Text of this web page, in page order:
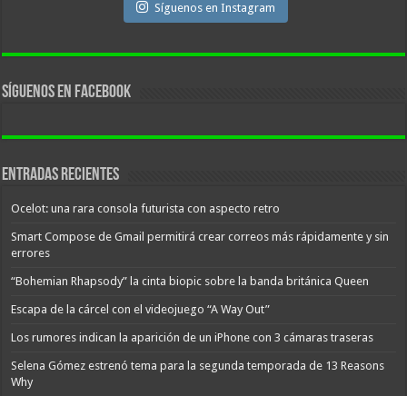
Síguenos en Instagram
Síguenos en facebook
Entradas recientes
Ocelot: una rara consola futurista con aspecto retro
Smart Compose de Gmail permitirá crear correos más rápidamente y sin
errores
“Bohemian Rhapsody” la cinta biopic sobre la banda británica Queen
Escapa de la cárcel con el videojuego “A Way Out”
Los rumores indican la aparición de un iPhone con 3 cámaras traseras
Selena Gómez estrenó tema para la segunda temporada de 13 Reasons
Why